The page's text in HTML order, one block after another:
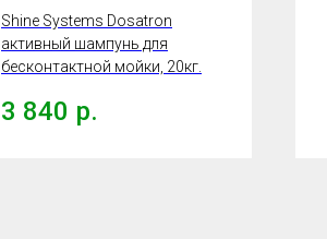
Shine Systems Dosatron
активный шампунь для
бесконтактной мойки, 20кг.
3 840 р.